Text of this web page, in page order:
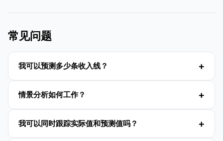
常见问题
我可以预测多少条收入线？
情景分析如何工作？
我可以同时跟踪实际值和预测值吗？